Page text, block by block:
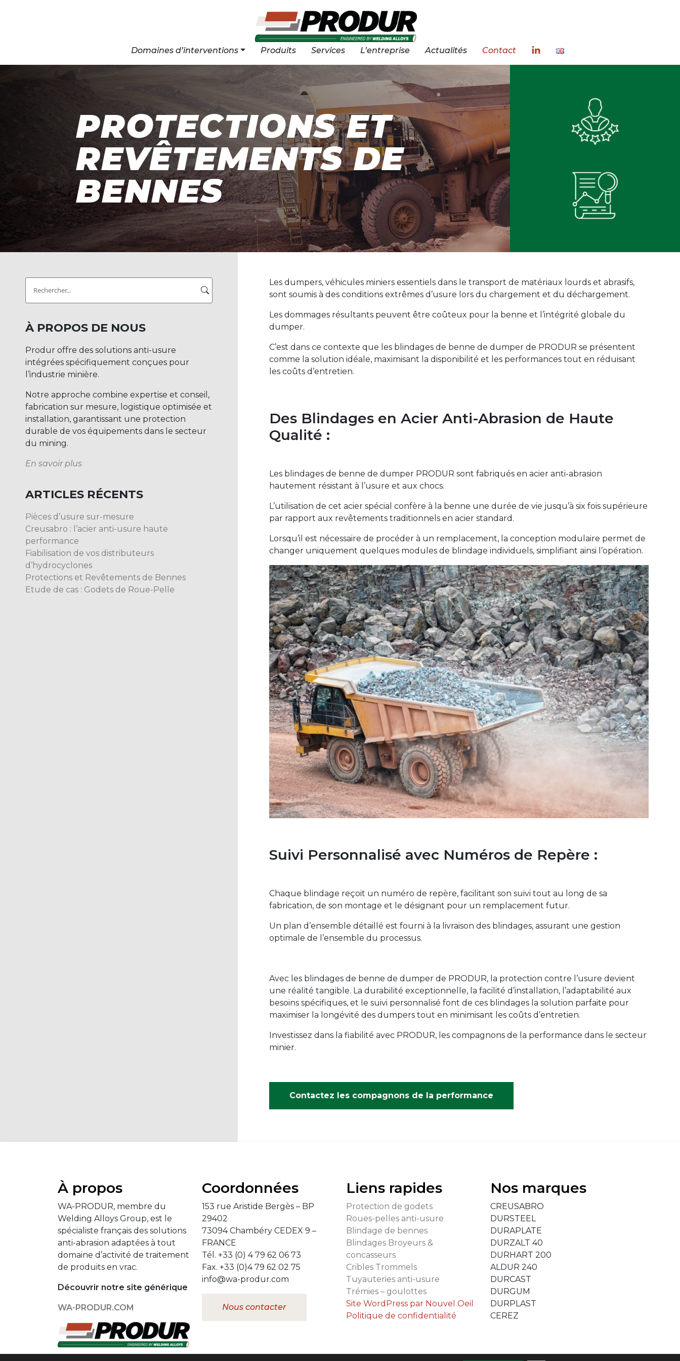
Domaines d’interventions Produits Services L’entreprise Actualités Contact
PROTECTIONS ET
REVÊTEMENTS DE
BENNES
for:
À PROPOS DE NOUS
Produr offre des solutions anti-usure
intégrées spécifiquement conçues pour
l’industrie minière.
Notre approche combine expertise et conseil,
fabrication sur mesure, logistique optimisée et
installation, garantissant une protection
durable de vos équipements dans le secteur
du mining.
En savoir plus
ARTICLES RÉCENTS
Pièces d’usure sur-mesure
Creusabro : l’acier anti-usure haute
performance
Fiabilisation de vos distributeurs
d’hydrocyclones
Protections et Revêtements de Bennes
Etude de cas : Godets de Roue-Pelle
Les dumpers, véhicules miniers essentiels dans le transport de matériaux lourds et abrasifs,
sont soumis à des conditions extrêmes d’usure lors du chargement et du déchargement.
Les dommages résultants peuvent être coûteux pour la benne et l’intégrité globale du
dumper.
C’est dans ce contexte que les blindages de benne de dumper de PRODUR se présentent
comme la solution idéale, maximisant la disponibilité et les performances tout en réduisant
les coûts d’entretien.
Des Blindages en Acier Anti-Abrasion de Haute
Qualité :
Les blindages de benne de dumper PRODUR sont fabriqués en acier anti-abrasion
hautement résistant à l’usure et aux chocs.
L’utilisation de cet acier spécial confère à la benne une durée de vie jusqu’à six fois supérieure
par rapport aux revêtements traditionnels en acier standard.
Lorsqu’il est nécessaire de procéder à un remplacement, la conception modulaire permet de
changer uniquement quelques modules de blindage individuels, simplifiant ainsi l’opération.
Suivi Personnalisé avec Numéros de Repère :
Chaque blindage reçoit un numéro de repère, facilitant son suivi tout au long de sa
fabrication, de son montage et le désignant pour un remplacement futur.
Un plan d’ensemble détaillé est fourni à la livraison des blindages, assurant une gestion
optimale de l’ensemble du processus.
Avec les blindages de benne de dumper de PRODUR, la protection contre l’usure devient
une réalité tangible. La durabilité exceptionnelle, la facilité d’installation, l’adaptabilité aux
besoins spécifiques, et le suivi personnalisé font de ces blindages la solution parfaite pour
maximiser la longévité des dumpers tout en minimisant les coûts d’entretien.
Investissez dans la fiabilité avec PRODUR, les compagnons de la performance dans le secteur
minier.
Contactez les compagnons de la performance
À propos
WA-PRODUR, membre du
Welding Alloys Group, est le
spécialiste français des solutions
anti-abrasion adaptées à tout
domaine d’activité de traitement
de produits en vrac.
Découvrir notre site générique
WA-PRODUR.COM
Coordonnées
153 rue Aristide Bergès – BP
29402
73094 Chambéry CEDEX 9 –
FRANCE
Tél. +33 (0) 4 79 62 06 73
Fax. +33 (0)4 79 62 02 75
info@wa-produr.com
Nous contacter
Liens rapides
Protection de godets
Roues-pelles anti-usure
Blindage de bennes
Blindages Broyeurs &
concasseurs
Cribles Trommels
Tuyauteries anti-usure
Trémies – goulottes
Site WordPress par Nouvel Oeil
Politique de confidentialité
Nos marques
CREUSABRO
DURSTEEL
DURAPLATE
DURZALT 40
DURHART 200
ALDUR 240
DURCAST
DURGUM
DURPLAST
CEREZ